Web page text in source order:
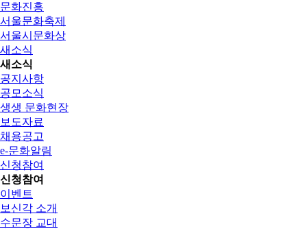
문화진흥
서울문화축제
서울시문화상
새소식
새소식
공지사항
공모소식
생생 문화현장
보도자료
채용공고
e-문화알림
신청참여
신청참여
이벤트
보신각 소개
수문장 교대